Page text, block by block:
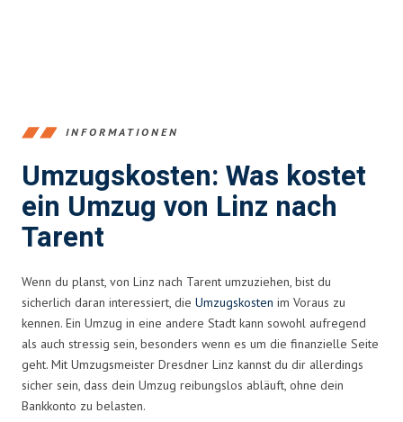
INFORMATIONEN
Umzugskosten: Was kostet
ein Umzug von Linz nach
Tarent
Wenn du planst, von Linz nach Tarent umzuziehen, bist du
sicherlich daran interessiert, die Umzugskosten im Voraus zu
kennen. Ein Umzug in eine andere Stadt kann sowohl aufregend
als auch stressig sein, besonders wenn es um die finanzielle Seite
geht. Mit Umzugsmeister Dresdner Linz kannst du dir allerdings
sicher sein, dass dein Umzug reibungslos abläuft, ohne dein
Bankkonto zu belasten.